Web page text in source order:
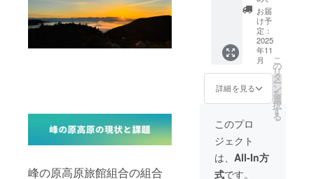
峰の原高原旅館組合の組合
名：長
野県小
売酒販
組合連
合会
りま
す。 ＜
ご参加
にあ
たって
＞ 1. ツ
施に関
する注
（雨天
決行・
荒天中
止など
の基
往復約
9.0km
です。
登山前
に登山
におけ
る注意
点や登
イス、
の見ど
ころな
どをご
20cm ×
5cm ・
掲示期
間：
2025年
11月か
ら本施
設の営
業が継
続する
まで ※
税込の
価格で
す
トーブ
のレン
ガ部分
に掲示
しま
す。 ・
刻印を
希望す
るお名
前をご
支援お
申込画
面「備
考欄」
にご入
力くだ
ド)】 ・
ご支援
者様の
お名前
または
ご所属
の企
業・団
体名を
刻印し
たスポ
ンサー
プレー
ト（金
色）
を、今
お届
け予
定：
2025
年11
月
詳細を見る
こ
の
リ
タ
ー
ン
を
選
択
す
る
このプロ
ジェクト
は、 All-In方
式です。